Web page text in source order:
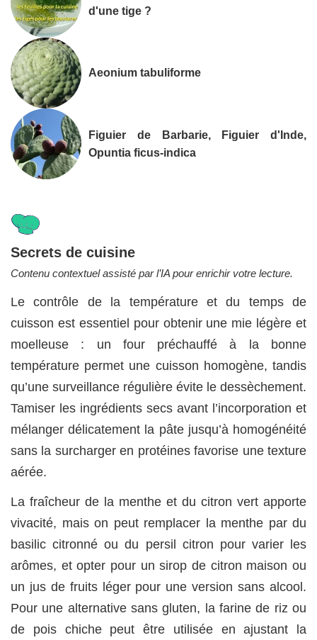
d'une tige ?
Aeonium tabuliforme
Figuier de Barbarie, Figuier d'Inde,
Opuntia ficus-indica
Secrets de cuisine
Contenu contextuel assisté par l’IA pour enrichir votre lecture.
Le contrôle de la température et du temps de
cuisson est essentiel pour obtenir une mie légère et
moelleuse : un four préchauffé à la bonne
température permet une cuisson homogène, tandis
qu’une surveillance régulière évite le dessèchement.
Tamiser les ingrédients secs avant l’incorporation et
mélanger délicatement la pâte jusqu’à homogénéité
sans la surcharger en protéines favorise une texture
aérée.
La fraîcheur de la menthe et du citron vert apporte
vivacité, mais on peut remplacer la menthe par du
basilic citronné ou du persil citron pour varier les
arômes, et opter pour un sirop de citron maison ou
un jus de fruits léger pour une version sans alcool.
Pour une alternative sans gluten, la farine de riz ou
de pois chiche peut être utilisée en ajustant la